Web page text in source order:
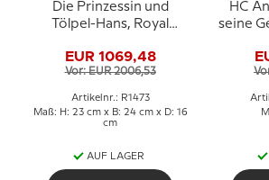
Die Prinzessin und
Tölpel-Hans, Royal
1473 (1894-1922) (Kleine
Reparatur durch die
Hand der Prinzessin)
EUR 1069,48
Vor: EUR 2006,53
Artikelnr.: R1473
Maß: H: 23 cm x B: 24 cm x D: 16
cm
AUF LAGER
HC
seine